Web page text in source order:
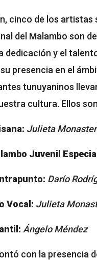
cinco de los
del Malambo son
dedicación y el
presencia en el
tunuyaninos
cultura. Ellos
Julieta
Juvenil
Darío
Vocal: Julieta
Ángelo Méndez
con la presencia